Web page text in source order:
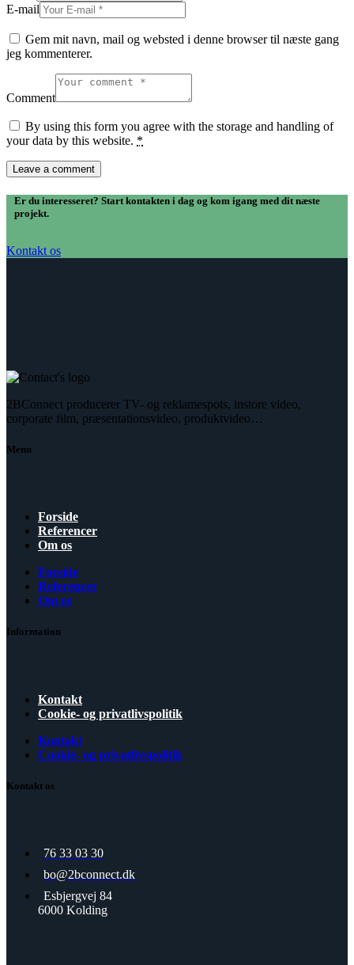
E-mail
Gem mit navn, mail og websted i denne browser til næste gang
jeg kommenterer.
Comment
By using this form you agree with the storage and handling of
your data by this website. *
Er du interesseret? Start kontakten i dag og kom igang med dit næste
projekt.
Kontakt os
2BConnect producerer TV- og reklamespots, instore video,
corporate film, præsentationsvideo, produktvideo…
Menu
Forside
Referencer
Om os
Forside
Referencer
Om os
Information
Kontakt
Cookie- og privatlivspolitik
Kontakt
Cookie- og privatlivspolitik
Kontakt os
76 33 03 30
bo@2bconnect.dk
Esbjergvej 84
6000 Kolding